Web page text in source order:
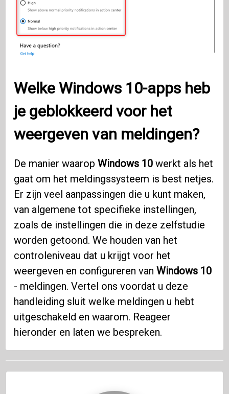
Welke Windows 10-apps heb
je geblokkeerd voor het
weergeven van meldingen?
De manier waaropWindows 10 werkt als het
gaat om het meldingssysteem is best netjes.
Er zijn veel aanpassingen die u kunt maken,
van algemene tot specifieke instellingen,
zoals de instellingen die in deze zelfstudie
worden getoond. We houden van het
controleniveau dat u krijgt voor het
weergeven en configureren vanWindows 10
- meldingen. Vertel ons voordat u deze
handleiding sluit welke meldingen u hebt
uitgeschakeld en waarom. Reageer
hieronder en laten we bespreken.